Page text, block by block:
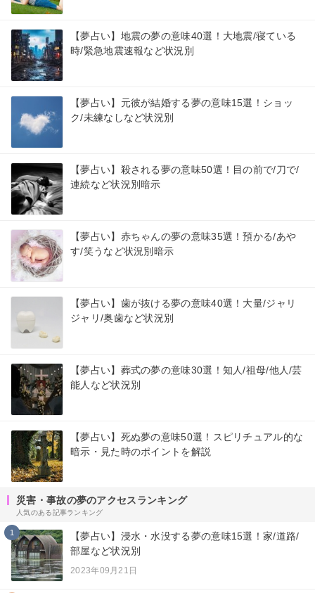
【夢占い】地震の夢の意味40選！大地震/寝ている
時/緊急地震速報など状況別
【夢占い】元彼が結婚する夢の意味15選！ショッ
ク/未練なしなど状況別
【夢占い】殺される夢の意味50選！目の前で/刀で/
連続など状況別暗示
【夢占い】赤ちゃんの夢の意味35選！預かる/あや
す/笑うなど状況別暗示
【夢占い】歯が抜ける夢の意味40選！大量/ジャリ
ジャリ/奥歯など状況別
【夢占い】葬式の夢の意味30選！知人/祖母/他人/芸
能人など状況別
【夢占い】死ぬ夢の意味50選！スピリチュアル的な
暗示・見た時のポイントを解説
災害・事故の夢のアクセスランキング
人気のある記事ランキング
1
【夢占い】浸水・水没する夢の意味15選！家/道路/
部屋など状況別
2023年09月21日